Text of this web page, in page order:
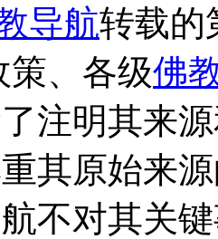
导航转载的
策、各级佛
注明其来
其原始来
不对其关